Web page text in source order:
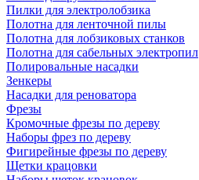
Пилки для электролобзика
Полотна для ленточной пилы
Полотна для лобзиковых станков
Полотна для сабельных электропил
Полировальные насадки
Зенкеры
Насадки для реноватора
Фрезы
Кромочные фрезы по дереву
Наборы фрез по дереву
Фигирейные фрезы по дереву
Щетки крацовки